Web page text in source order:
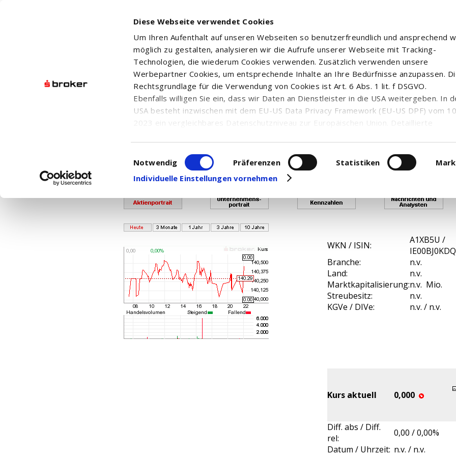
Diese Webseite verwendet Cookies
Um Ihren Aufenthalt auf unseren Webseiten so benutzerfreundlich und ansprechend
möglich zu gestalten, analysieren wir die Aufrufe unserer Webseite mit Tracking-
Technologien, die wiederum Cookies verwenden. Zusätzlich verwenden unsere
Werbepartner Cookies, um entsprechende Inhalte an Ihre Bedürfnisse anzupassen.
Rechtsgrundlage für die Verwendung von Cookies ist Art. 6 Abs. 1 lit. f DSGVO.
Ebenfalls willigen Sie ein, dass wir Daten an Dienstleister in die USA weitergeben. In
USA besteht inzwischen mit dem EU-US Data Privacy Framework (EU-US DPF) vom
2023 ein vergleichbares Datenschutzniveau zur Europäischen Union. Detaillierte
in den USA, finden Sie auf unserer Seite zumDatenschutz. Dort können Sie Ihre
Einwilligung auch jederzeit widerrufen oder anpassen.
Einwilligungsauswahl
Notwendig Präferenzen Statistiken
Individuelle Einstellungen vornehmen
Ihr Kontingent für den Abruf von Realtimekursen ist verbraucht, so dass Ihnen
Bei Fragen wenden Sie sich bitte an die Top Trader - Hotline unter
XTRACKERS MSCI WORLD UCITS ETF - 1C U...
WKN / ISIN:
A1XB5U /
Branche:
n.v.
Land:
n.v.
Marktkapitalisierung:n.v. Mio.
Streubesitz:
n.v.
KGVe / DIVe:
n.v. / n.v.
Kurs aktuell 0,000
Diff. abs / Diff.
rel:
0,00 / 0,00%
Datum / Uhrzeit: n.v. / n.v.